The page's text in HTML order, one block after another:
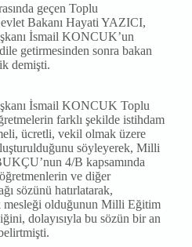
geçen Toplu
Bakanı Hayati YAZICI,
İsmail KONCUK’un
getirmesinden sonra bakan
demişti.
İsmail KONCUK Toplu
farklı şekilde istihdam
ücretli, vekil olmak üzere
söyleyerek, Milli
4/B kapsamında
ve diğer
sözünü hatırlatarak,
mesleği olduğunun Milli Eğitim
dolayısıyla bu sözün bir an